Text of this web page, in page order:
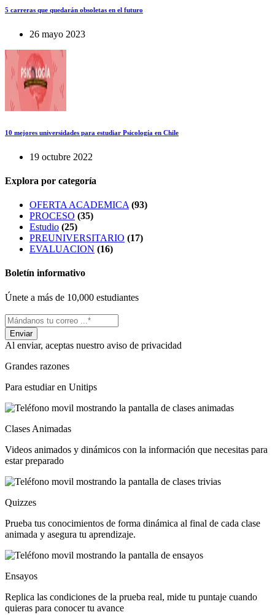
5 carreras que quedarán obsoletas en el futuro
26 mayo 2023
10 mejores universidades para estudiar Psicología en Chile
19 octubre 2022
Explora por categoría
OFERTA ACADEMICA (93)
PROCESO (35)
Estudio (25)
PREUNIVERSITARIO (17)
EVALUACION (16)
Boletín informativo
Únete a más de 10,000 estudiantes
Al enviar, aceptas nuestro aviso de privacidad
Grandes razones
Para estudiar en Unitips
Clases Animadas
Videos animados y dinámicos con la información que necesitas para
estar preparado
Quizzes
Prueba tus conocimientos de forma dinámica al final de cada clase
animada y asegura tu aprendizaje.
Ensayos
Replica las condiciones de la prueba real, mide tu puntaje cuando
quieras para conocer tu avance